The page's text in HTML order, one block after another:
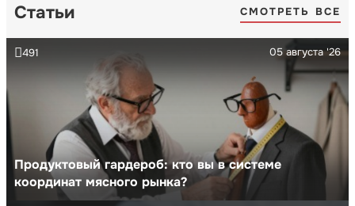
Статьи СМОТРЕТЬ ВСЕ
Продуктовый гардероб: кто вы в системе
координат мясного рынка?
05 августа '26
491